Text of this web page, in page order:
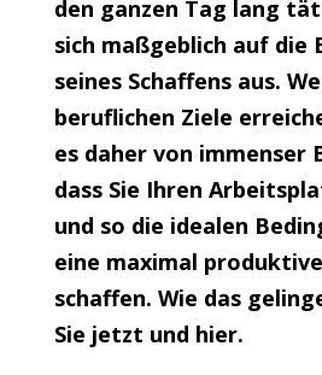
den ganzen Tag lang
sich maßgeblich auf die
seines Schaffens aus.
beruflichen Ziele
es daher von immenser
dass Sie Ihren
und so die idealen
eine maximal
schaffen. Wie das
Sie jetzt und hier.